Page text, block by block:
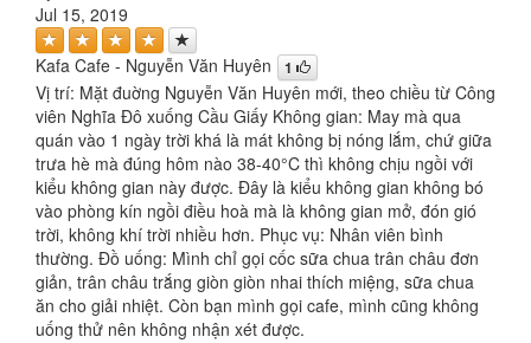
Jul 15, 2019
Kafa Cafe - Nguyễn Văn Huyên 1
Vị trí: Mặt đuờng Nguyễn Văn Huyên mới, theo chiều từ Công
viên Nghĩa Đô xuống Cầu Giấy Không gian: May mà qua
quán vào 1 ngày trời khá là mát không bị nóng lắm, chứ giữa
trưa hè mà đúng hôm nào 38-40°C thì không chịu ngồi với
kiểu không gian này được. Đây là kiểu không gian không bó
vào phòng kín ngồi điều hoà mà là không gian mở, đón gió
trời, không khí trời nhiều hơn. Phục vụ: Nhân viên bình
thường. Đồ uống: Mình chỉ gọi cốc sữa chua trân châu đơn
giản, trân châu trắng giòn giòn nhai thích miệng, sữa chua
ăn cho giải nhiệt. Còn bạn mình gọi cafe, mình cũng không
uống thử nên không nhận xét được.